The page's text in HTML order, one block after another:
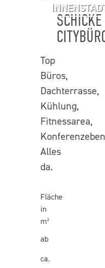
SCHICKE
Top
Büros,
Dachterrasse,
Kühlung,
Fitnessarea,
Alles
da.
Fläche
in
m²
ab
ca.